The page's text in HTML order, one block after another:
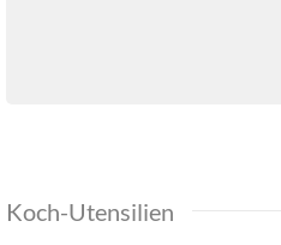
Koch-Utensilien